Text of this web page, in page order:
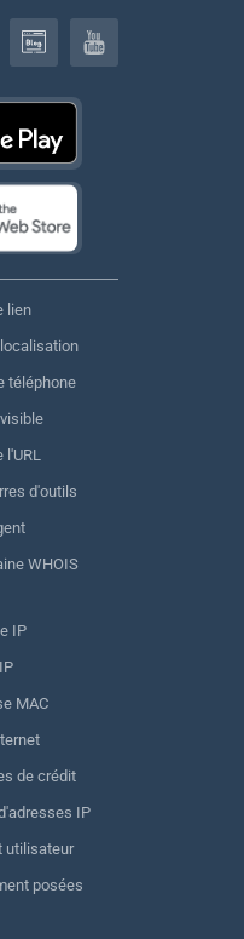
lien
téléphone
d'outils
WHOIS
IP
MAC
de crédit
IP
utilisateur
posées